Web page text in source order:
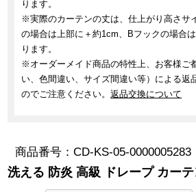
ります。
※実際のカーテンの丈は、仕上がり高さサ
の場合は上部に＋約1cm、Bフックの場合
ります。
※オーダーメイド商品の特性上、お客様ご
い、色間違い、サイズ間違い等）による返
のでご注意ください。返品交換について
商品番号 CD-KS-05-0000005283
洗える 防炎 高級 ドレープ カー